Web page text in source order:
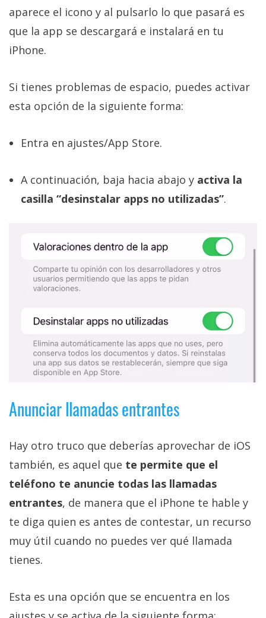
aparece el icono y al pulsarlo lo que pasará es
que la app se descargará e instalará en tu
iPhone.
Si tienes problemas de espacio, puedes activar
esta opción de la siguiente forma:
Entra en ajustes/App Store.
A continuación, baja hacia abajo y activa la
casilla “desinstalar apps no utilizadas”.
Anunciar llamadas entrantes
Hay otro truco que deberías aprovechar de iOS
también, es aquel que te permite que el
teléfono te anuncie todas las llamadas
entrantes, de manera que el iPhone te hable y
te diga quien es antes de contestar, un recurso
muy útil cuando no puedes ver qué llamada
tienes.
Esta es una opción que se encuentra en los